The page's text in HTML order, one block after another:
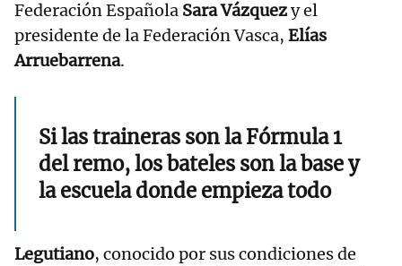
Federación Española Sara Vázquezy el
presidente de la Federación Vasca, Elías
Arruebarrena.
Si las traineras son la Fórmula 1
del remo, los bateles son la base y
la escuela donde empieza todo
Legutiano, conocido por sus condiciones de